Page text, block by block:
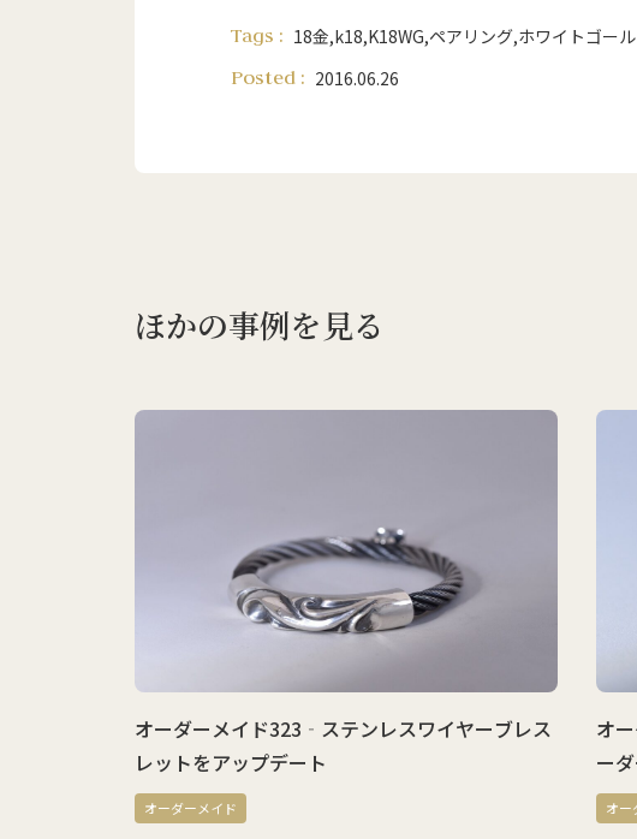
Tags : 18金,k18,K18WG,ペアリング,ホワイトゴー
Posted : 2016.06.26
ほかの事例を見る
オーダーメイド323‐ステンレスワイヤーブレス
レットをアップデート
オーダーメイド
オー
ーダ
オーダ